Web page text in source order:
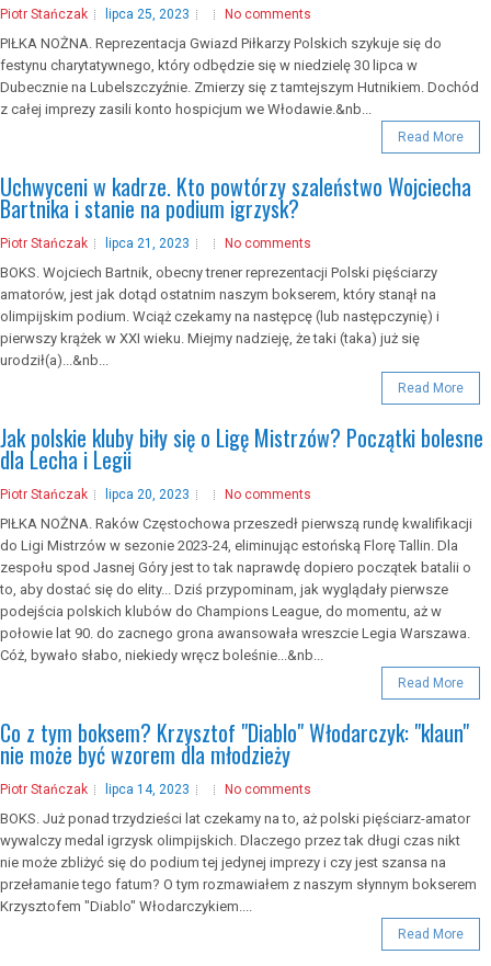
Piotr Stańczak lipca 25, 2023 No comments
PIŁKA NOŻNA. Reprezentacja Gwiazd Piłkarzy Polskich szykuje się do
festynu charytatywnego, który odbędzie się w niedzielę 30 lipca w
Dubecznie na Lubelszczyźnie. Zmierzy się z tamtejszym Hutnikiem. Dochód
z całej imprezy zasili konto hospicjum we Włodawie.&nb...
Read More
Uchwyceni w kadrze. Kto powtórzy szaleństwo Wojciecha
Bartnika i stanie na podium igrzysk?
Piotr Stańczak lipca 21, 2023 No comments
BOKS. Wojciech Bartnik, obecny trener reprezentacji Polski pięściarzy
amatorów, jest jak dotąd ostatnim naszym bokserem, który stanął na
olimpijskim podium. Wciąż czekamy na następcę (lub następczynię) i
pierwszy krążek w XXI wieku. Miejmy nadzieję, że taki (taka) już się
urodził(a)...&nb...
Read More
Jak polskie kluby biły się o Ligę Mistrzów? Początki bolesne
dla Lecha i Legii
Piotr Stańczak lipca 20, 2023 No comments
PIŁKA NOŻNA. Raków Częstochowa przeszedł pierwszą rundę kwalifikacji
do Ligi Mistrzów w sezonie 2023-24, eliminując estońską Florę Tallin. Dla
zespołu spod Jasnej Góry jest to tak naprawdę dopiero początek batalii o
to, aby dostać się do elity... Dziś przypominam, jak wyglądały pierwsze
podejścia polskich klubów do Champions League, do momentu, aż w
połowie lat 90. do zacnego grona awansowała wreszcie Legia Warszawa.
Cóż, bywało słabo, niekiedy wręcz boleśnie...&nb...
Read More
Co z tym boksem? Krzysztof "Diablo" Włodarczyk: "klaun"
nie może być wzorem dla młodzieży
Piotr Stańczak lipca 14, 2023 No comments
BOKS. Już ponad trzydzieści lat czekamy na to, aż polski pięściarz-amator
wywalczy medal igrzysk olimpijskich. Dlaczego przez tak długi czas nikt
nie może zbliżyć się do podium tej jedynej imprezy i czy jest szansa na
przełamanie tego fatum? O tym rozmawiałem z naszym słynnym bokserem
Krzysztofem "Diablo" Włodarczykiem....
Read More